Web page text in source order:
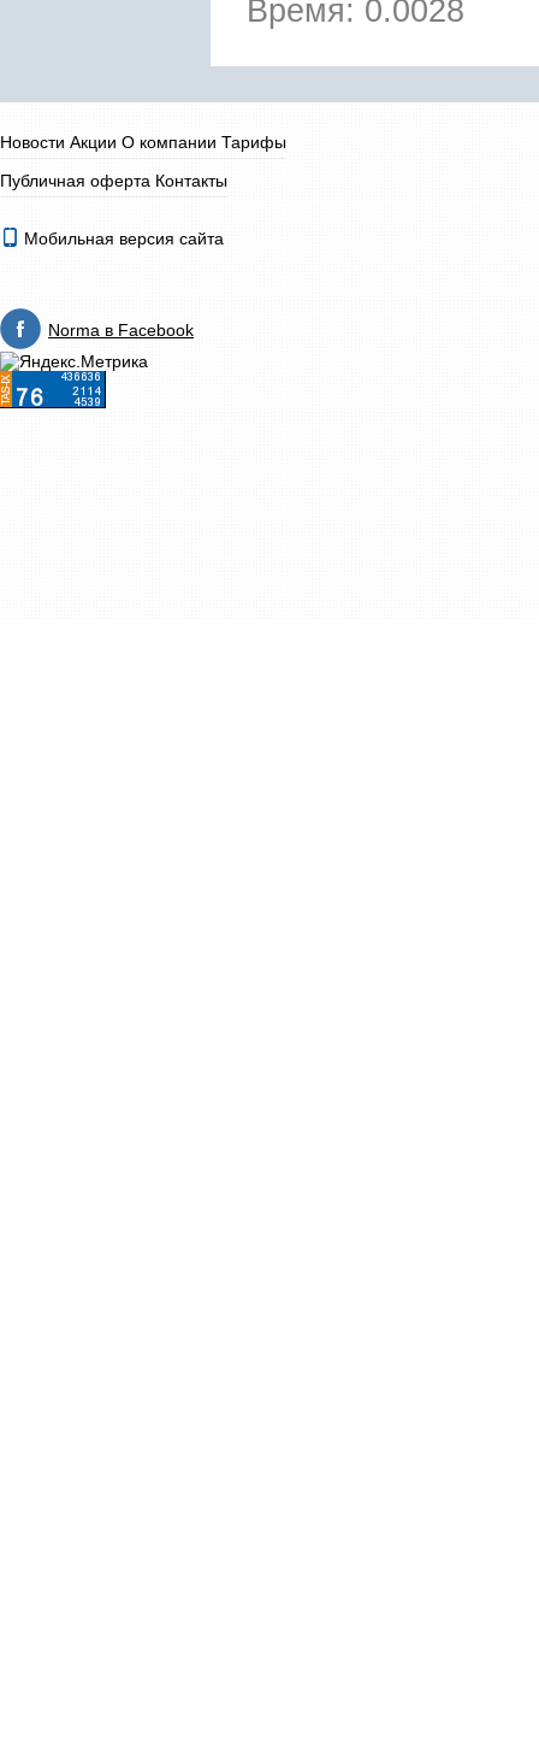
Время: 0.0028
Новости Акции О компании Тарифы
Публичная оферта Контакты
Мобильная версия сайта
Norma в Facebook